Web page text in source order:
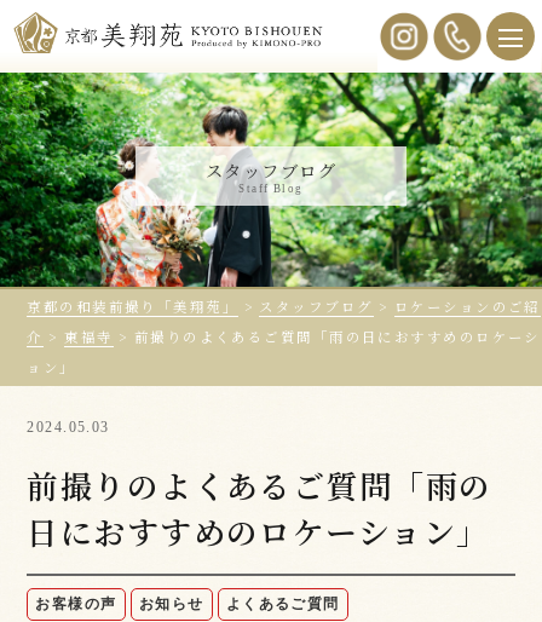
スタッフブログ
Staff Blog
京都の和装前撮り「美翔苑」 > スタッフブログ > ロケーションのご紹
介 >東福寺 > 前撮りのよくあるご質問「雨の日におすすめのロケーシ
ョン」
2024.05.03
前撮りのよくあるご質問「雨の
日におすすめのロケーション」
お客様の声 お知らせ よくあるご質問